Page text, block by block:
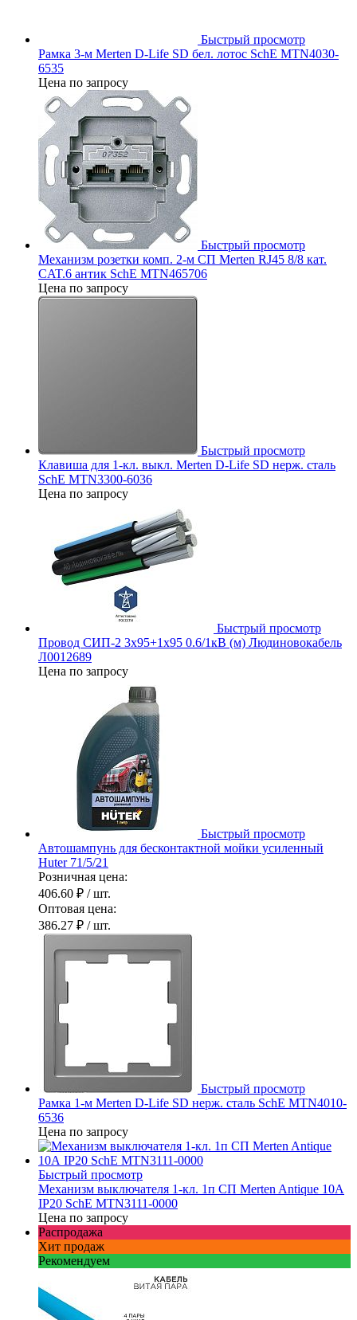
Быстрый просмотр
Рамка 3-м Merten D-Life SD бел. лотос SchE MTN4030-
6535
Цена по запросу
Быстрый просмотр
Механизм розетки комп. 2-м СП Merten RJ45 8/8 кат.
CAT.6 антик SchE MTN465706
Цена по запросу
Быстрый просмотр
Клавиша для 1-кл. выкл. Merten D-Life SD нерж. сталь
SchE MTN3300-6036
Цена по запросу
Быстрый просмотр
Провод СИП-2 3х95+1х95 0.6/1кВ (м) Людиновокабель
Л0012689
Цена по запросу
Быстрый просмотр
Автошампунь для бесконтактной мойки усиленный
Huter 71/5/21
Розничная цена:
406.60 ₽ / шт.
Оптовая цена:
386.27 ₽ / шт.
Быстрый просмотр
Рамка 1-м Merten D-Life SD нерж. сталь SchE MTN4010-
6536
Цена по запросу
Быстрый просмотр
Механизм выключателя 1-кл. 1п СП Merten Antique 10А
IP20 SchE MTN3111-0000
Цена по запросу
Распродажа
Хит продаж
Рекомендуем